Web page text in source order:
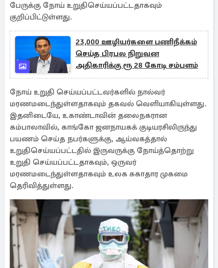
பேருக்கு நோய் உறுதிசெய்யப்பட்டதாகவும்
குறிப்பிட்டுள்ளது.
23,000 ஊழியர்களை பணிநீக்கம்
செய்த பிரபல நிறுவன
அதிகாரிக்கு ரூ 28 கோடி சம்பளம்
நோய் உறுதி செய்யப்பட்டவர்களில் நால்வர்
மரணமடைந்துள்ளதாகவும் தகவல் வெளியாகியுள்ளது.
இதனிடையே, உகாண்டாவின் தலைநகரான
கம்பாலாவில், காங்கோ ஜனநாயகக் குடியரசிலிருந்து
பயணம் செய்த நபர்களுக்கு, ஆய்வகத்தால்
உறுதிசெய்யப்பட்டதில் இருவருக்கு நோய்த்தொற்று
உறுதி செய்யப்பட்டதாகவும், ஒருவர்
மரணமடைந்துள்ளதாகவும் உலக சுகாதார முகமை
தெரிவித்துள்ளது.